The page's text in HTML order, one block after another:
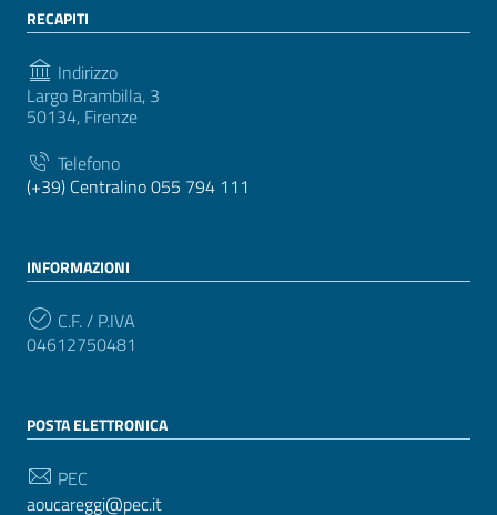
RECAPITI
Indirizzo
Largo Brambilla, 3
50134, Firenze
Telefono
(+39) Centralino 055 794 111
INFORMAZIONI
C.F. / P.IVA
04612750481
POSTA ELETTRONICA
PEC
aoucareggi@pec.it